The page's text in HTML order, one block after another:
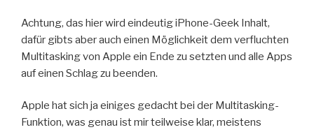
Achtung, das hier wird eindeutig iPhone-Geek Inhalt,
dafür gibts aber auch einen Möglichkeit dem verfluchten
Multitasking von Apple ein Ende zu setzten und alle Apps
auf einen Schlag zu beenden.
Apple hat sich ja einiges gedacht bei der Multitasking-
Funktion, was genau ist mir teilweise klar, meistens